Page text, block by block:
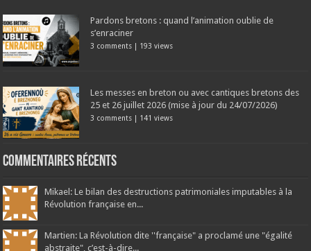
Pardons bretons : quand l’animation oublie de
s’enraciner
3 comments | 193 views
Les messes en breton ou avec cantiques bretons des
25 et 26 juillet 2026 (mise à jour du 24/07/2026)
3 comments | 141 views
Commentaires récents
Mikael: Le bilan des destructions patrimoniales imputables à la
Révolution française en...
Martien: La Révolution dite ''française" a proclamé une "égalité
abstraite", c’est-à-dire...